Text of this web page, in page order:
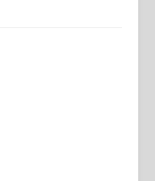
но Маки)